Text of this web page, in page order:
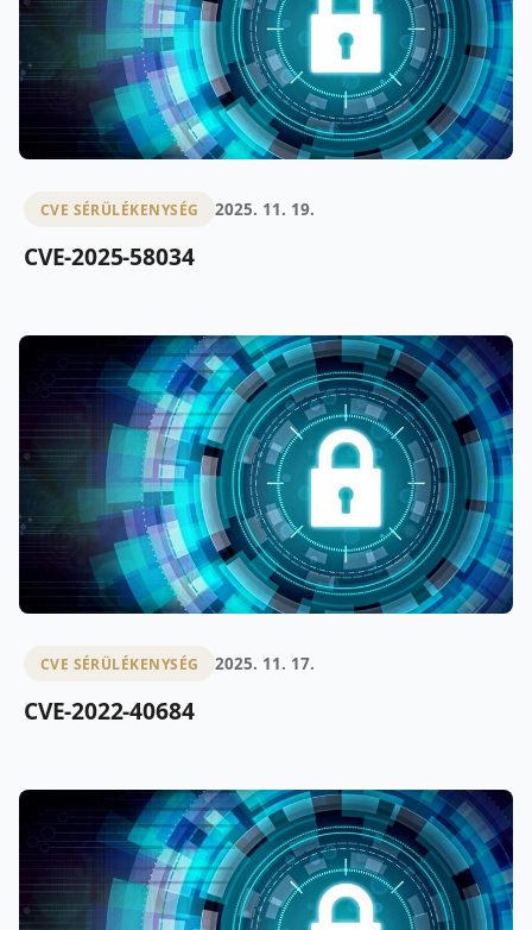
CVE SÉRÜLÉKENYSÉG 2025. 11. 19.
CVE-2025-58034
CVE SÉRÜLÉKENYSÉG 2025. 11. 17.
CVE-2022-40684